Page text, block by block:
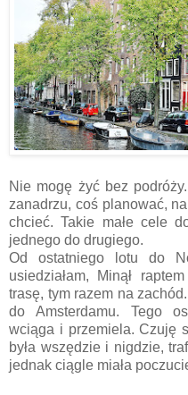
Nie mogę żyć bez
zanadrzu, coś planować,
chcieć. Takie małe cele
jednego do drugiego.
Od ostatniego lotu do
usiedziałam, Minął
trasę, tym razem na
do Amsterdamu. Tego
wciąga i przemiela. Czuję
była wszędzie i nigdzie,
jednak ciągle miała